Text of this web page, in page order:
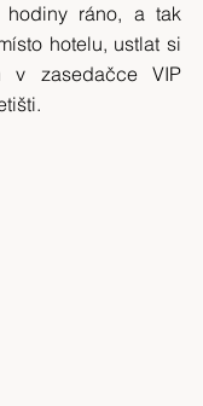
ráno, a tak
hotelu, ustlat si
v zasedačce VIP